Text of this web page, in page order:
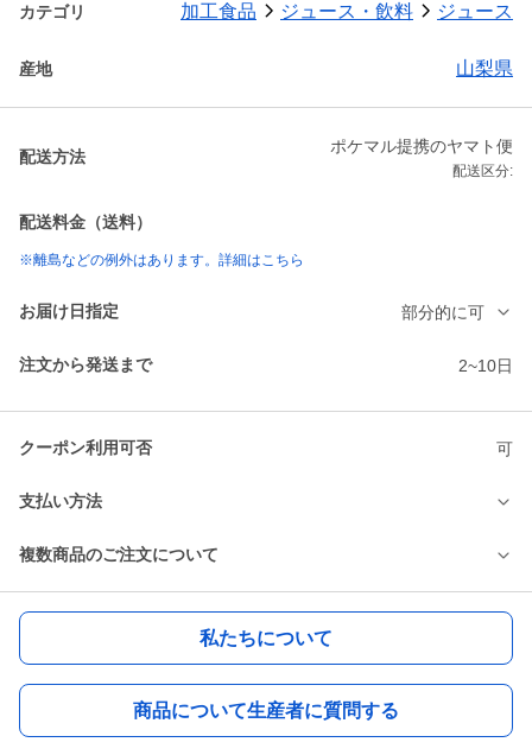
カテゴリ 加工食品 ジュース・飲料 ジュース
産地 山梨県
配送方法
ポケマル提携のヤマト便
配送区分:
配送料金（送料）
※離島などの例外はあります。詳細はこちら
お届け日指定 部分的に可
注文から発送まで 2~10日
クーポン利用可否 可
支払い方法
複数商品のご注文について
私たちについて
商品について生産者に質問する